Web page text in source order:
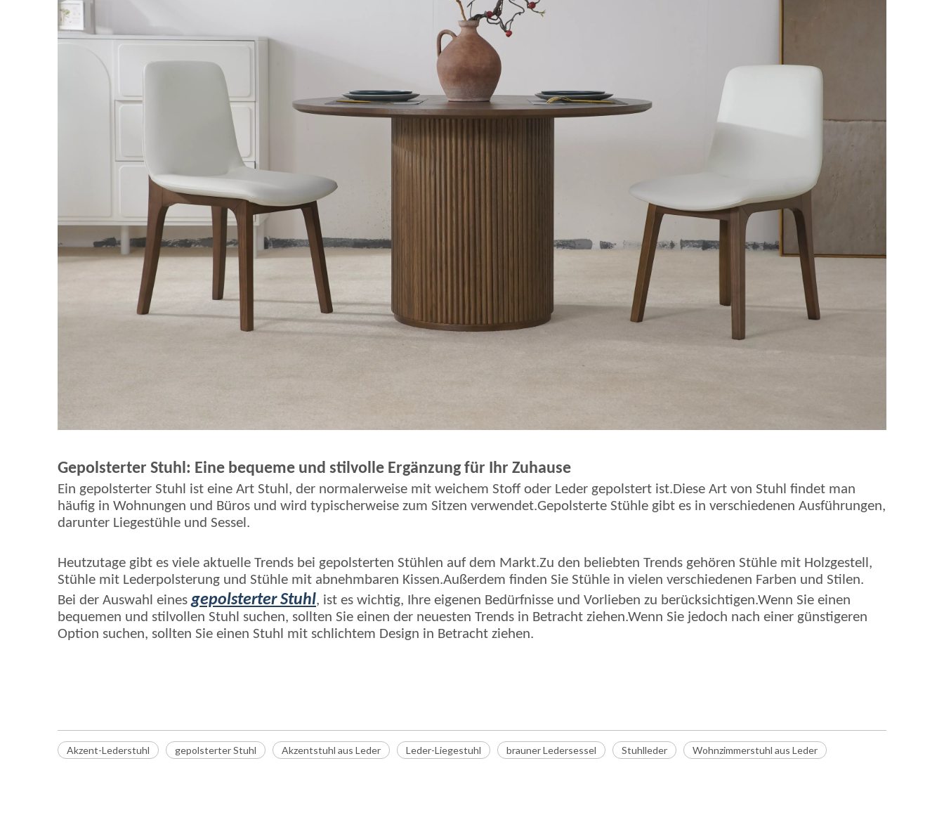
Gepolsterter Stuhl: Eine bequeme und stilvolle Ergänzung für Ihr Zuhause
Ein gepolsterter Stuhl ist eine Art Stuhl, der normalerweise mit weichem Stoff oder Leder gepolstert ist.Diese Art von Stuhl findet man
häufig in Wohnungen und Büros und wird typischerweise zum Sitzen verwendet.Gepolsterte Stühle gibt es in verschiedenen Ausführungen,
darunter Liegestühle und Sessel.
Heutzutage gibt es viele aktuelle Trends bei gepolsterten Stühlen auf dem Markt.Zu den beliebten Trends gehören Stühle mit Holzgestell,
Stühle mit Lederpolsterung und Stühle mit abnehmbaren Kissen.Außerdem finden Sie Stühle in vielen verschiedenen Farben und Stilen.
Bei der Auswahl eines gepolsterter Stuhl, ist es wichtig, Ihre eigenen Bedürfnisse und Vorlieben zu berücksichtigen.Wenn Sie einen
bequemen und stilvollen Stuhl suchen, sollten Sie einen der neuesten Trends in Betracht ziehen.Wenn Sie jedoch nach einer günstigeren
Option suchen, sollten Sie einen Stuhl mit schlichtem Design in Betracht ziehen.
Akzent-Lederstuhl gepolsterter Stuhl Akzentstuhl aus Leder Leder-Liegestuhl brauner Ledersessel Stuhlleder Wohnzimmerstuhl aus Leder